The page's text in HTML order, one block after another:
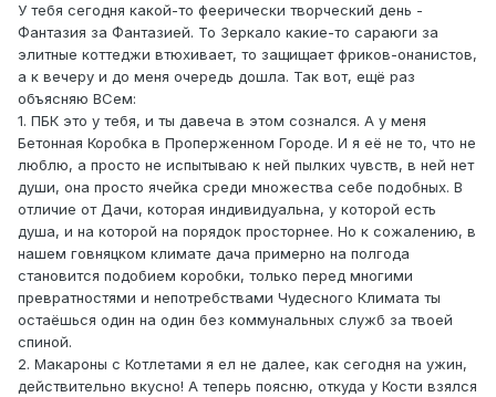
У тебя сегодня какой-то феерически творческий день -
Фантазия за Фантазией. То Зеркало какие-то сараюги за
элитные коттеджи втюхивает, то защищает фриков-онанистов,
а к вечеру и до меня очередь дошла. Так вот, ещё раз
объясняю ВСем:
1. ПБК это у тебя, и ты давеча в этом сознался. А у меня
Бетонная Коробка в Проперженном Городе. И я её не то, что не
люблю, а просто не испытываю к ней пылких чувств, в ней нет
души, она просто ячейка среди множества себе подобных. В
отличие от Дачи, которая индивидуальна, у которой есть
душа, и на которой на порядок просторнее. Но к сожалению, в
нашем говняцком климате дача примерно на полгода
становится подобием коробки, только перед многими
превратностями и непотребствами Чудесного Климата ты
остаёшься один на один без коммунальных служб за твоей
спиной.
2. Макароны с Котлетами я ел не далее, как сегодня на ужин,
действительно вкусно! А теперь поясню, откуда у Кости взялся